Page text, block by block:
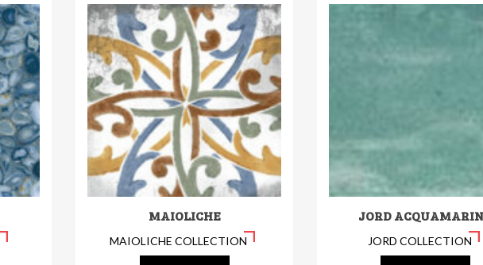
MAIOLICHE
MAIOLICHE COLLECTION
JORD
JORD COLLECTION